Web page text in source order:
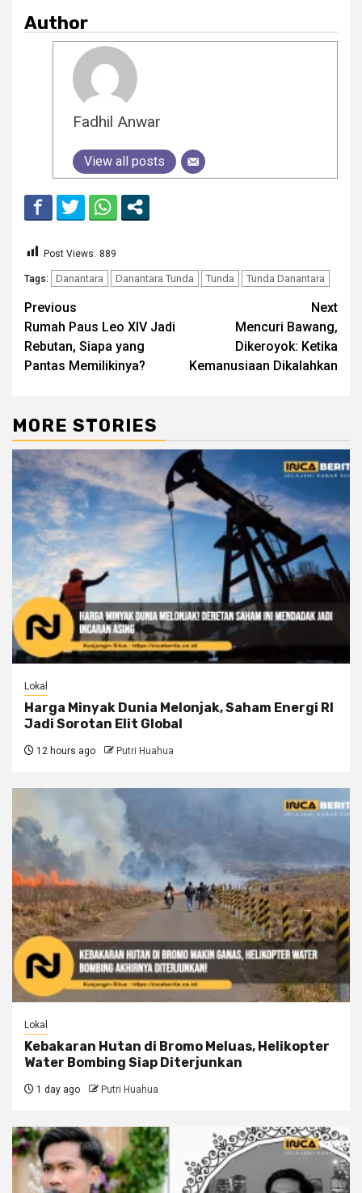
Author
Fadhil Anwar
View all posts
Post Views: 889
Tags: Danantara Danantara Tunda Tunda Tunda Danantara
Continue
Reading
Previous
Rumah Paus Leo XIV Jadi
Rebutan, Siapa yang
Pantas Memilikinya?
Next
Mencuri Bawang,
Dikeroyok: Ketika
Kemanusiaan Dikalahkan
MORE STORIES
Lokal
Harga Minyak Dunia Melonjak, Saham Energi RI
Jadi Sorotan Elit Global
12 hours ago Putri Huahua
Lokal
Kebakaran Hutan di Bromo Meluas, Helikopter
Water Bombing Siap Diterjunkan
1 day ago Putri Huahua